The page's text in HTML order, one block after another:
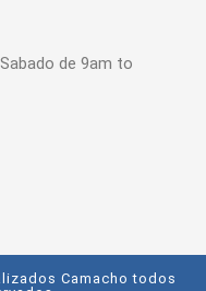
de 9am to
Camacho todos